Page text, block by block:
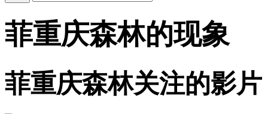
菲重庆森林的现象
菲重庆森林关注的影